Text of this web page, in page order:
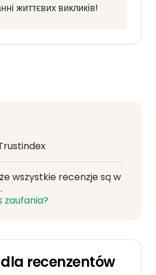
життєвих викликів!
wszystkie recenzje są w
zaufania?
recenzentów